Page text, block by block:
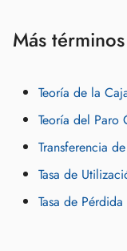
Más
Teoría de la
Teoría del Paro
Transferencia
Tasa de
Tasa de